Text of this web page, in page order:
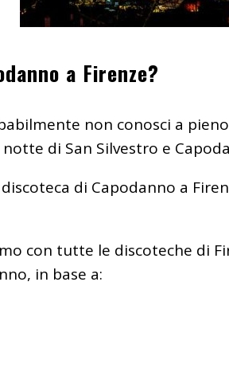
a Firenze?
non conosci a
di San Silvestro e
di Capodanno a
con tutte le discoteche di
in base a: